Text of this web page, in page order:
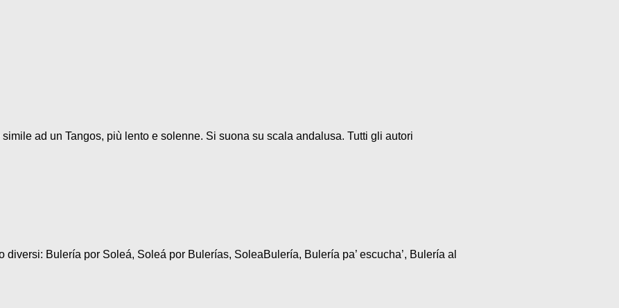
ad un Tangos, più lento e solenne. Si suona su scala andalusa. Tutti gli autori
Bulería por Soleá, Soleá por Bulerías, SoleaBulería, Bulería pa’ escucha’, Bulería al